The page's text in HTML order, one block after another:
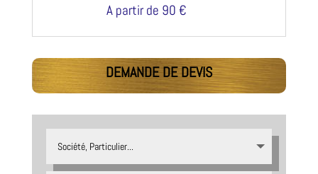
A partir de 90 €
DEMANDE DE DEVIS